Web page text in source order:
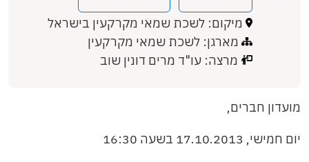
מיקום: לשכת שמאי מקרקעין בישראל
מארגן: לשכת שמאי מקרקעין
מרצה: עו"ד מרים דונין שוב
מועדון חברים,
יום חמישי, 17.10.2013 בשעה 16:30